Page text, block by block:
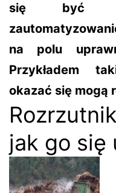
się być
na polu
Przykładem
okazać się mogą
jak go się